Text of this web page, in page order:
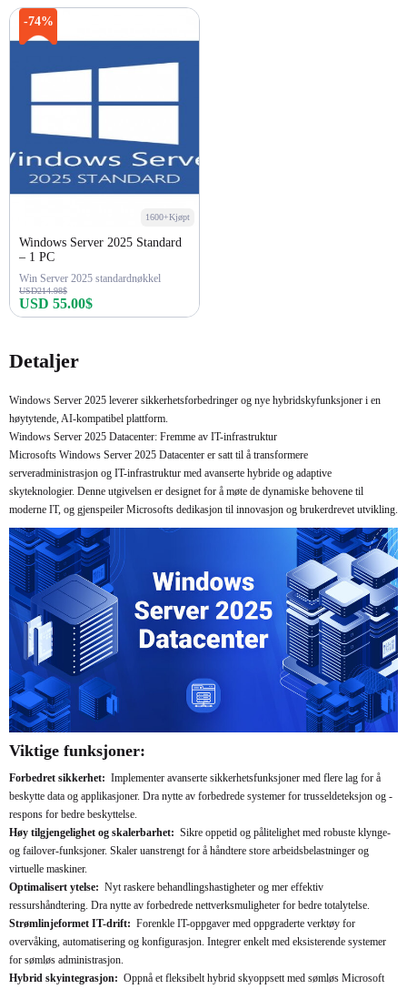
-74%
1600+Kjøpt
Windows Server 2025 Standard
– 1 PC
Win Server 2025 standardnøkkel
USD214.98$
USD 55.00$
Detaljer
Windows Server 2025 leverer sikkerhetsforbedringer og nye hybridskyfunksjoner i en
høytytende, AI-kompatibel plattform.
Windows Server 2025 Datacenter: Fremme av IT-infrastruktur
Microsofts Windows Server 2025 Datacenter er satt til å transformere
serveradministrasjon og IT-infrastruktur med avanserte hybride og adaptive
skyteknologier. Denne utgivelsen er designet for å møte de dynamiske behovene til
moderne IT, og gjenspeiler Microsofts dedikasjon til innovasjon og brukerdrevet utvikling.
Viktige funksjoner:
Forbedret sikkerhet: Implementer avanserte sikkerhetsfunksjoner med flere lag for å
beskytte data og applikasjoner. Dra nytte av forbedrede systemer for trusseldeteksjon og -
respons for bedre beskyttelse.
Høy tilgjengelighet og skalerbarhet: Sikre oppetid og pålitelighet med robuste klynge-
og failover-funksjoner. Skaler uanstrengt for å håndtere store arbeidsbelastninger og
virtuelle maskiner.
Optimalisert ytelse: Nyt raskere behandlingshastigheter og mer effektiv
ressurshåndtering. Dra nytte av forbedrede nettverksmuligheter for bedre totalytelse.
Strømlinjeformet IT-drift: Forenkle IT-oppgaver med oppgraderte verktøy for
overvåking, automatisering og konfigurasjon. Integrer enkelt med eksisterende systemer
for sømløs administrasjon.
Hybrid skyintegrasjon: Oppnå et fleksibelt hybrid skyoppsett med sømløs Microsoft